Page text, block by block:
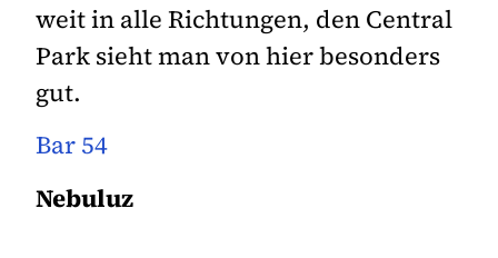
weit in alle Richtungen, den Central
Park sieht man von hier besonders
gut.
Bar 54
Nebuluz